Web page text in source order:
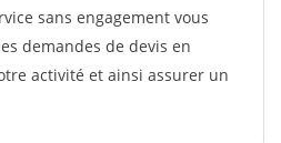
sans engagement vous
demandes de devis en
activité et ainsi assurer un